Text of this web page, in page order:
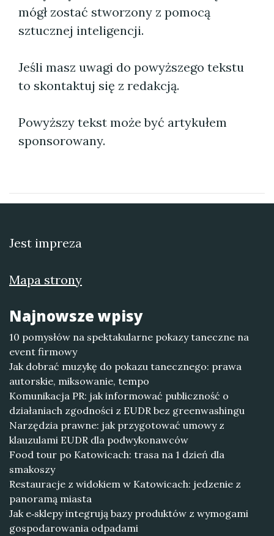
mógł zostać stworzony z pomocą
sztucznej inteligencji.
Jeśli masz uwagi do powyższego tekstu
to skontaktuj się z redakcją.
Powyższy tekst może być artykułem
sponsorowany.
Jest impreza
Mapa strony
Najnowsze wpisy
10 pomysłów na spektakularne pokazy taneczne na
event firmowy
Jak dobrać muzykę do pokazu tanecznego: prawa
autorskie, miksowanie, tempo
Komunikacja PR: jak informować publiczność o
działaniach zgodności z EUDR bez greenwashingu
Narzędzia prawne: jak przygotować umowy z
klauzulami EUDR dla podwykonawców
Food tour po Katowicach: trasa na 1 dzień dla
smakoszy
Restauracje z widokiem w Katowicach: jedzenie z
panoramą miasta
Jak e‑sklepy integrują bazy produktów z wymogami
gospodarowania odpadami